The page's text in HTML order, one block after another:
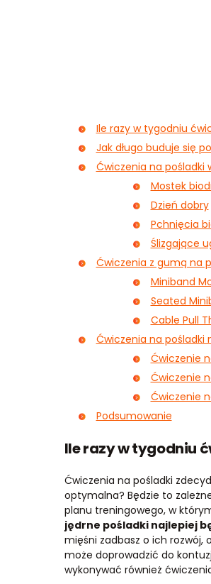
Ile razy w tygodniu
Jak długo buduje się
Ćwiczenia na pośladki
Mostek
Dzień dobry
Pchnięcia
Ślizgające
Ćwiczenia z gumą na
Miniband
Seated
Cable Pull
Ćwiczenia na pośladki
Ćwiczenie
Ćwiczenie
Ćwiczenie
Podsumowanie
Ile razy w tygodniu
Ćwiczenia na pośladki
optymalna? Będzie to
planu treningowego, w
jędrne pośladki najlepiej
mięśni zadbasz o ich rozwój,
może doprowadzić do
wykonywać również